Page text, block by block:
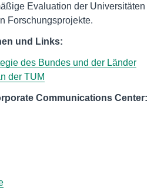
Evaluation der Universitäten
Forschungsprojekte.
und Links:
des Bundes und der Länder
der TUM
Communications Center: